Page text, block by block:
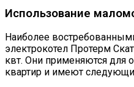
Использование
Наиболее
электрокотел Протерм
квт. Они применяются для
квартир и имеют